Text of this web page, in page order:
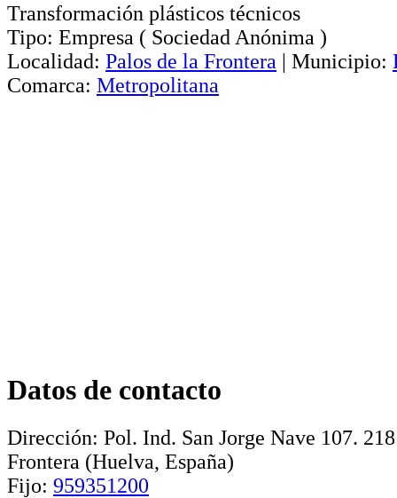
Transformación plásticos técnicos
Tipo: Empresa ( Sociedad Anónima )
Localidad: Palos de la Frontera | Municipio:
Comarca: Metropolitana
Datos de contacto
Dirección: Pol. Ind. San Jorge Nave 107.
Frontera (Huelva, España)
Fijo: 959351200